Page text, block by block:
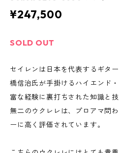
¥247,500
SOLD OUT
セイレンは日本を代表するギタ
橋信治氏が手掛けるハイエンド
富な経験に裏打ちされた知識と
無二のウクレレは、プロアマ問
ーに高く評価されています。